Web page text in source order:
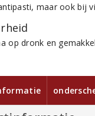
maar ook bij
op dronk en